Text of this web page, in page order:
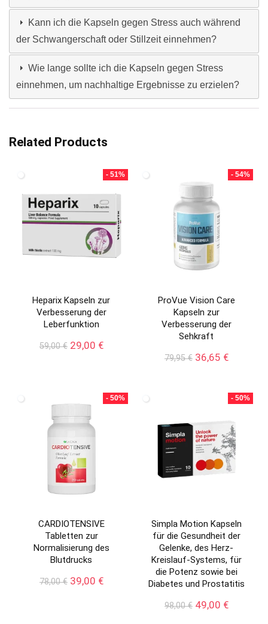
Kann ich die Kapseln gegen Stress auch während
der Schwangerschaft oder Stillzeit einnehmen?
Wie lange sollte ich die Kapseln gegen Stress
einnehmen, um nachhaltige Ergebnisse zu erzielen?
Related Products
- 51%
Heparix Kapseln zur
Verbesserung der
Leberfunktion
59,00€ Ursprünglicher
29,00 €Aktueller
- 54%
ProVue Vision Care
Kapseln zur
Verbesserung der
Sehkraft
79,95€ Ursprünglicher
36,65 €Aktueller
36,65 €.
- 50%
CARDIOTENSIVE
Tabletten zur
Normalisierung des
Blutdrucks
78,00€ Ursprünglicher
39,00 €Aktueller
- 50%
Simpla Motion Kapseln
für die Gesundheit der
Gelenke, des Herz-
Kreislauf-Systems, für
die Potenz sowie bei
Diabetes und Prostatitis
98,00€ Ursprünglicher
49,00 €Aktueller